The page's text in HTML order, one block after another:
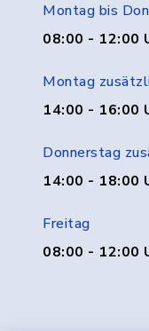
Montag bis
08:00 - 12:00
Montag
14:00 - 16:00
Donnerstag
14:00 - 18:00
Freitag
08:00 - 12:00